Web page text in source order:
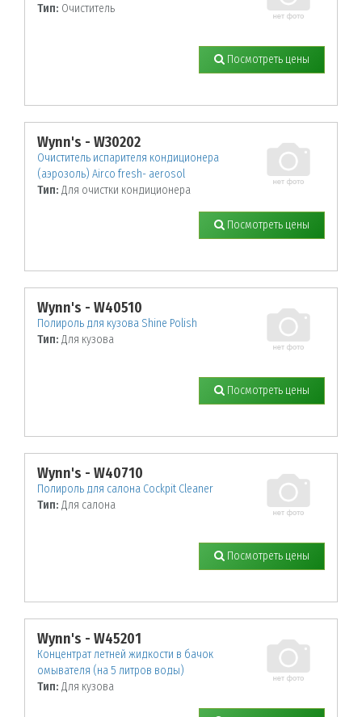
Тип: Очиститель
Посмотреть цены
Wynn's - W30202
Очиститель испарителя кондиционера
(аэрозоль) Airco fresh- aerosol
Тип: Для очистки кондиционера
Посмотреть цены
Wynn's - W40510
Полироль для кузова Shine Polish
Тип: Для кузова
Посмотреть цены
Wynn's - W40710
Полироль для салона Cockpit Cleaner
Тип: Для салона
Посмотреть цены
Wynn's - W45201
Концентрат летней жидкости в бачок
омывателя (на 5 литров воды)
Тип: Для кузова